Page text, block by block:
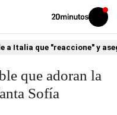
Volver
Iniciar
sesión
a Italia que "reaccione" y
que adoran la
Sofía